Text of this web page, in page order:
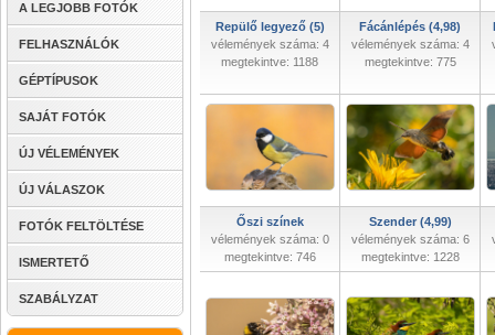
A LEGJOBB FOTÓK
FELHASZNÁLÓK
GÉPTÍPUSOK
SAJÁT FOTÓK
ÚJ VÉLEMÉNYEK
ÚJ VÁLASZOK
FOTÓK FELTÖLTÉSE
ISMERTETŐ
SZABÁLYZAT
Repülő legyező (5)
vélemények száma: 4
megtekintve: 1188
Fácánlépés (4,98)
vélemények száma: 4
megtekintve: 775
Őszi színek
vélemények száma: 0
megtekintve: 746
Szender (4,99)
vélemények száma: 6
megtekintve: 1228